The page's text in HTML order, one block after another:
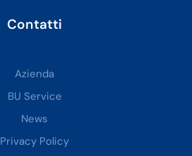
Contatti
Azienda
BU Service
News
Privacy Policy